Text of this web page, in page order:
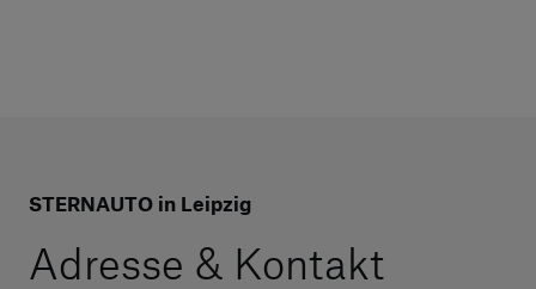
STERNAUTO in Leipzig
Adresse & Kontakt